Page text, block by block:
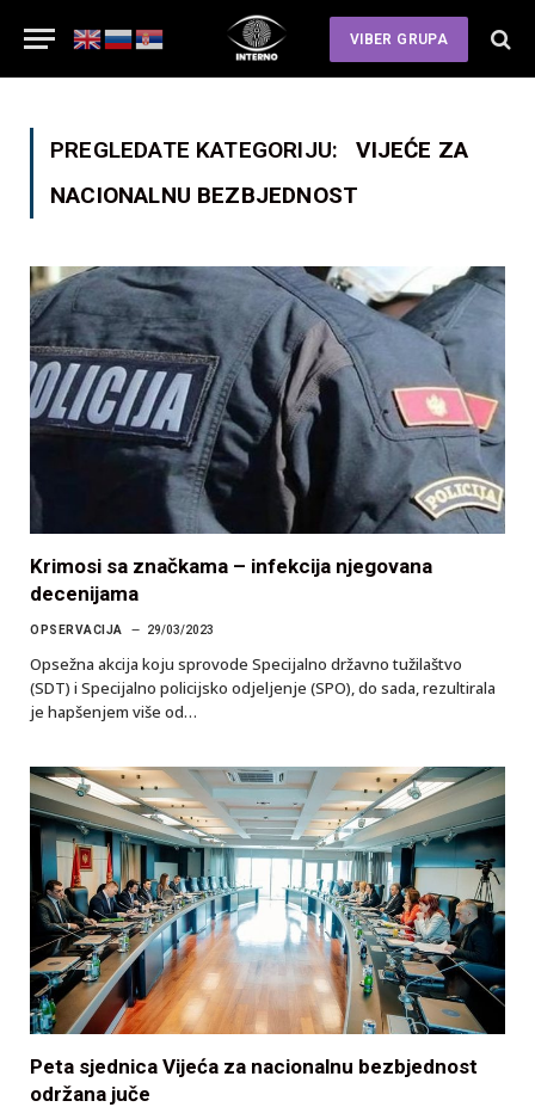
VIBER GRUPA
PREGLEDATE KATEGORIJU:
VIJEĆE ZA
NACIONALNU BEZBJEDNOST
Krimosi sa značkama – infekcija njegovana
decenijama
OPSERVACIJA 29/03/2023
Opsežna akcija koju sprovode Specijalno državno tužilaštvo
(SDT) i Specijalno policijsko odjeljenje (SPO), do sada, rezultirala
je hapšenjem više od…
Peta sjednica Vijeća za nacionalnu bezbjednost
održana juče